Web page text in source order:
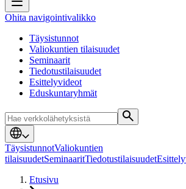
Ohita navigointivalikko
Täysistunnot
Valiokuntien tilaisuudet
Seminaarit
Tiedotustilaisuudet
Esittelyvideot
Eduskuntaryhmät
TäysistunnotValiokuntien
tilaisuudetSeminaaritTiedotustilaisuudet
Etusivu